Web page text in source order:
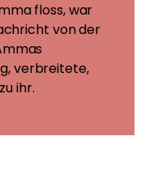
floss, war
von der
verbreitete,
ihr.